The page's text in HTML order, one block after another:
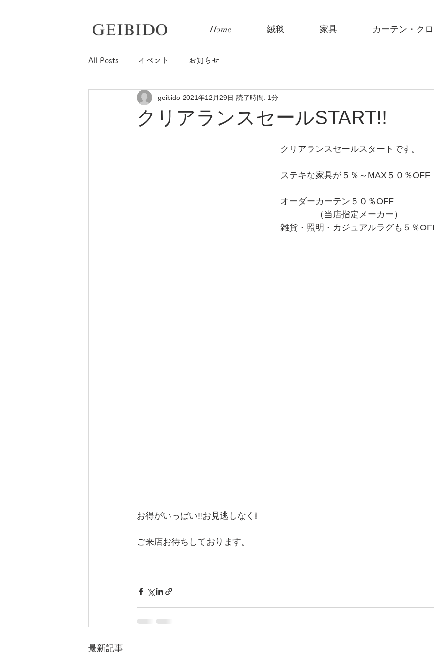
Home 絨毯 家具 カーテン・ク
All Posts イベント お知らせ
クリアランスセールSTART!!
geibido 2021年12月29日 読了時間: 1分
クリアランスセールスタートです。
ステキな家具が５％～MAX５０％OFF
オーダーカーテン５０％OFF
（当店指定メーカー）
雑貨・照明・カジュアルラグも５％
お得がいっぱい!!お見逃しなく❕
ご来店お待ちしております。
最新記事